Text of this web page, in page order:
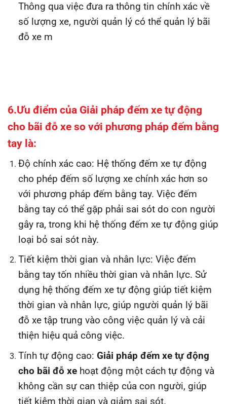
Thông qua việc đưa ra thông tin chính xác về
số lượng xe, người quản lý có thể quản lý bãi
đỗ xe m
6.Ưu điểm của Giải pháp đếm xe tự động
cho bãi đỗ xe so với phương pháp đếm bằng
tay là:
Độ chính xác cao: Hệ thống đếm xe tự động
cho phép đếm số lượng xe chính xác hơn so
với phương pháp đếm bằng tay. Việc đếm
bằng tay có thể gặp phải sai sót do con người
gây ra, trong khi hệ thống đếm xe tự động giúp
loại bỏ sai sót này.
Tiết kiệm thời gian và nhân lực: Việc đếm
bằng tay tốn nhiều thời gian và nhân lực. Sử
dụng hệ thống đếm xe tự động giúp tiết kiệm
thời gian và nhân lực, giúp người quản lý bãi
đỗ xe tập trung vào công việc quản lý và cải
thiện hiệu quả công việc.
Tính tự động cao: Giải pháp đếm xe tự động
cho bãi đỗ xehoạt động một cách tự động và
không cần sự can thiệp của con người, giúp
tiết kiệm thời gian và giảm sai sót.